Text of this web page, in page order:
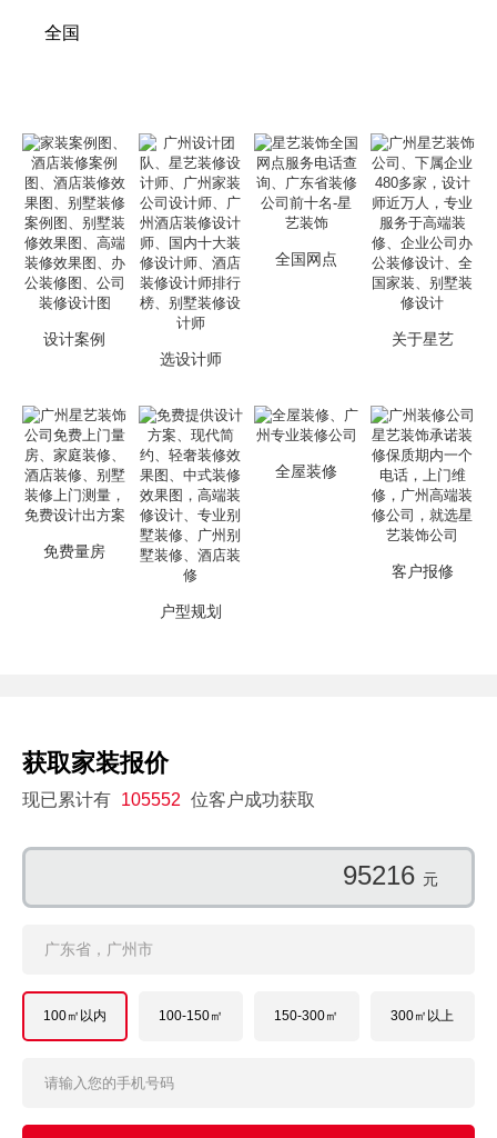
全国
设计案例
选设计师
全国网点
关于星艺
免费量房
户型规划
全屋装修
客户报修
获取家装报价
现已累计有 105552 位客户成功获取
95216 元
广东省，广州市
100㎡以内 100-150㎡ 150-300㎡ 300㎡以上